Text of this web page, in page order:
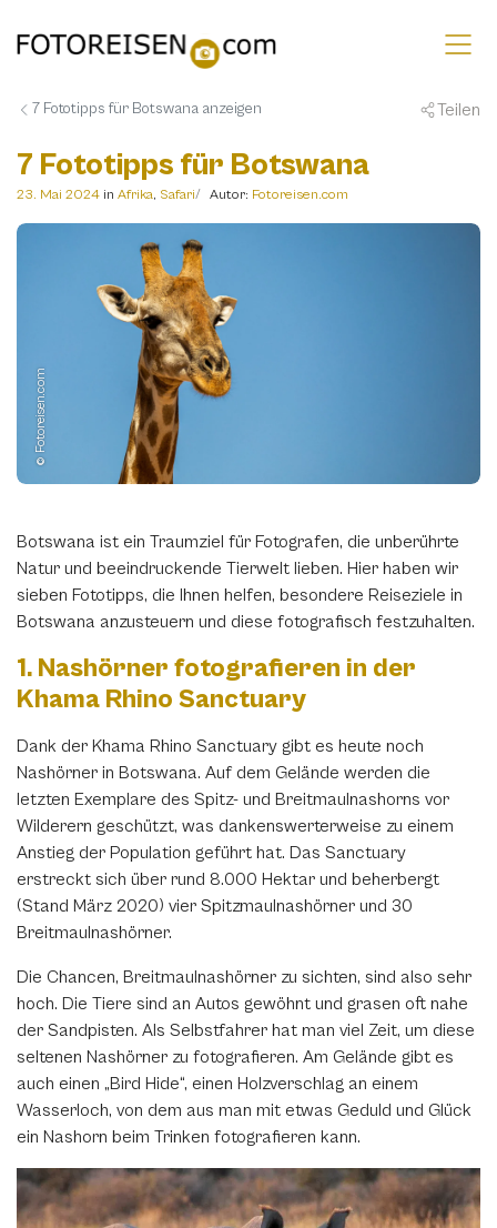
7 Fototipps für Botswana anzeigen Teilen
7 Fototipps für Botswana
23. Mai 2024 in Afrika, Safari Autor: Fotoreisen.com
© Fotoreisen.com
Botswana ist ein Traumziel für Fotografen, die unberührte
Natur und beeindruckende Tierwelt lieben. Hier haben wir
sieben Fototipps, die Ihnen helfen, besondere Reiseziele in
Botswana anzusteuern und diese fotografisch festzuhalten.
1. Nashörner fotografieren in der
Khama Rhino Sanctuary
Dank der Khama Rhino Sanctuary gibt es heute noch
Nashörner in Botswana. Auf dem Gelände werden die
letzten Exemplare des Spitz- und Breitmaulnashorns vor
Wilderern geschützt, was dankenswerterweise zu einem
Anstieg der Population geführt hat. Das Sanctuary
erstreckt sich über rund 8.000 Hektar und beherbergt
(Stand März 2020) vier Spitzmaulnashörner und 30
Breitmaulnashörner.
Die Chancen, Breitmaulnashörner zu sichten, sind also sehr
hoch. Die Tiere sind an Autos gewöhnt und grasen oft nahe
der Sandpisten. Als Selbstfahrer hat man viel Zeit, um diese
seltenen Nashörner zu fotografieren. Am Gelände gibt es
auch einen „Bird Hide“, einen Holzverschlag an einem
Wasserloch, von dem aus man mit etwas Geduld und Glück
ein Nashorn beim Trinken fotografieren kann.